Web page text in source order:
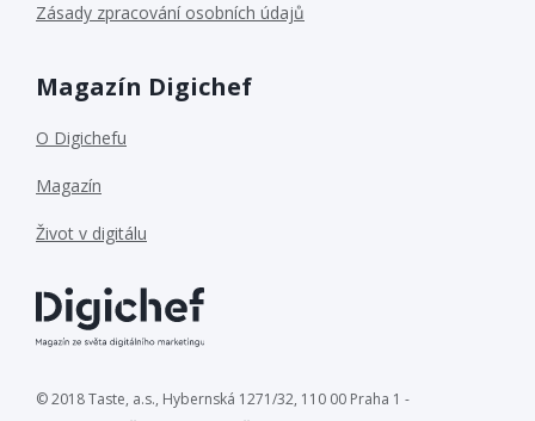
Zásady zpracování osobních údajů
Magazín Digichef
O Digichefu
Magazín
Život v digitálu
© 2018 Taste, a.s., Hybernská 1271/32, 110 00 Praha 1 -